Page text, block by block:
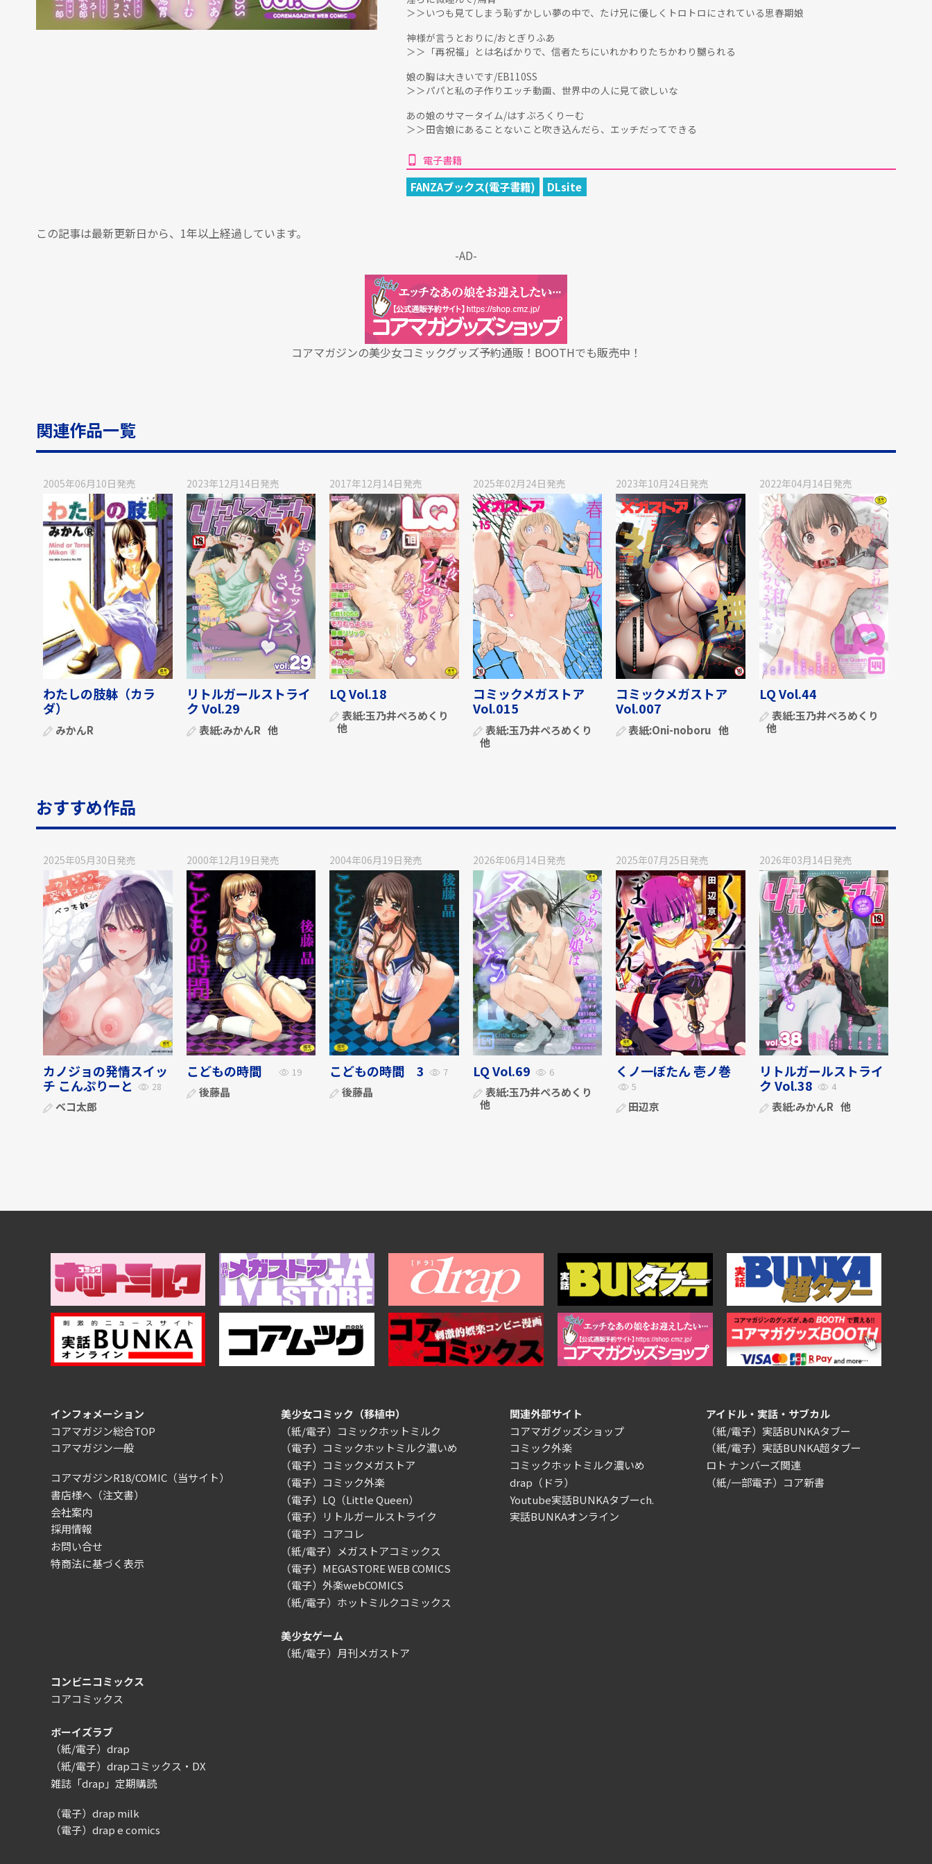
＞＞いつも見てしまう恥ずかしい夢の中で、たけ兄に優しくトロトロにされている思春期娘
神様が言うとおりに/おとぎりふあ
＞＞「再祝福」とは名ばかりで、信者たちにいれかわりたちかわり嬲られる
娘の胸は大きいです/EB110SS
＞＞パパと私の子作りエッチ動画、世界中の人に見て欲しいな
あの娘のサマータイム/はすぶろくりーむ
＞＞田舎娘にあることないこと吹き込んだら、エッチだってできる
電子書籍
FANZAブックス(電子書籍) DLsite
この記事は最新更新日から、1年以上経過しています。
-AD-
コアマガジンの美少女コミックグッズ予約通販！BOOTHでも販売中！
関連作品一覧
2005年06月10日発売
わたしの肢躰（カラ
ダ）
みかんR
2023年12月14日発売
リトルガールストライ
ク Vol.29
表紙:みかんR 他
2017年12月14日発売
LQ Vol.18
表紙:玉乃井ぺろめくり
他
2025年02月24日発売
コミックメガストア
Vol.015
表紙:玉乃井ぺろめくり
他
2023年10月24日発売
コミックメガストア
Vol.007
表紙:Oni-noboru 他
2022年04月14日発売
LQ Vol.44
表紙:玉乃井ぺろめくり
他
おすすめ作品
2025年05月30日発売
カノジョの発情スイッ
チ こんぷりーと
28
ベコ太郎
2000年12月19日発売
こどもの時間 19
後藤晶
2004年06月19日発売
こどもの時間 3 7
後藤晶
2026年06月14日発売
LQ Vol.69 6
表紙:玉乃井ぺろめくり
他
2025年07月25日発売
くノ一ぼたん 壱ノ巻
5
田辺京
2026年03月14日発売
リトルガールストライ
ク Vol.38
4
表紙:みかんR 他
インフォメーション
コアマガジン総合TOP
コアマガジン一般
コアマガジンR18/COMIC（当サイト）
書店様へ（注文書）
会社案内
採用情報
お問い合せ
特商法に基づく表示
美少女コミック（移植中）
（紙/電子）コミックホットミルク
（電子）コミックホットミルク濃いめ
（電子）コミックメガストア
（電子）コミック外楽
（電子）LQ（Little Queen）
（電子）リトルガールストライク
（電子）コアコレ
（紙/電子）メガストアコミックス
（電子）MEGASTORE WEB COMICS
（電子）外楽webCOMICS
（紙/電子）ホットミルクコミックス
美少女ゲーム
（紙/電子）月刊メガストア
関連外部サイト
コアマガグッズショップ
コミック外楽
コミックホットミルク濃いめ
drap（ドラ）
Youtube実話BUNKAタブーch.
実話BUNKAオンライン
アイドル・実話・サブカル
（紙/電子）実話BUNKAタブー
（紙/電子）実話BUNKA超タブー
ロト ナンバーズ関連
（紙/一部電子）コア新書
コンビニコミックス
コアコミックス
ボーイズラブ
（紙/電子）drap
（紙/電子）drapコミックス・DX
雑誌「drap」定期購読
（電子）drap milk
（電子）drap e comics